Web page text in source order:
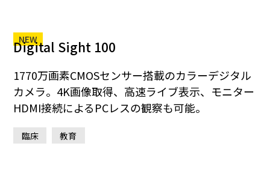
NEW
Digital Sight 100
1770万画素CMOSセンサー搭載のカラーデジタル
カメラ。4K画像取得、高速ライブ表示、モニター
HDMI接続によるPCレスの観察も可能。
臨床 教育